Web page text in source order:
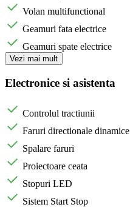
Volan multifunctional
Geamuri fata electrice
Geamuri spate electrice
Vezi mai mult
Electronice si asistenta
Controlul tractiunii
Faruri directionale dinamice
Spalare faruri
Proiectoare ceata
Stopuri LED
Sistem Start Stop